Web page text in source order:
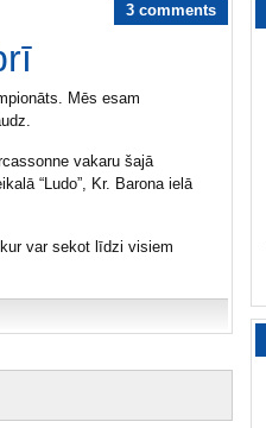
3 comments
Mēs esam
vakaru šajā
“Ludo”, Kr. Barona ielā
var sekot līdzi visiem